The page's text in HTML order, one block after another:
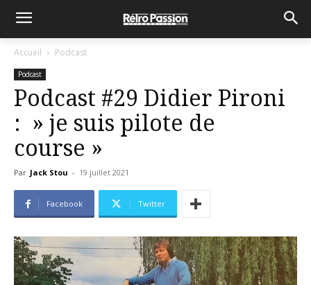
Accueil Podcast
Podcast
Podcast #29 Didier Pironi
: » je suis pilote de
course »
Par Jack Stou - 19 juillet 2021
Facebook Twitter